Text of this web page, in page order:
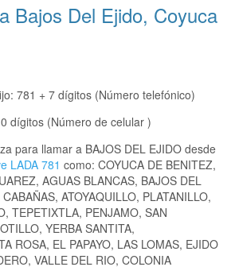
Bajos Del Ejido, Coyuca
781 + 7 dígitos (Número telefónico)
dígitos (Número de celular )
para llamar a BAJOS DEL EJIDO desde
LADA 781 como: COYUCA DE BENITEZ,
AGUAS BLANCAS, BAJOS DEL
ATOYAQUILLO, PLATANILLO,
TEPETIXTLA, PENJAMO, SAN
YERBA SANTITA,
ROSA, EL PAPAYO, LAS LOMAS, EJIDO
VALLE DEL RIO, COLONIA